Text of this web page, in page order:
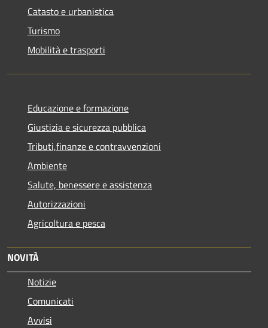
Catasto e urbanistica
Turismo
Mobilità e trasporti
Educazione e formazione
Giustizia e sicurezza pubblica
Tributi,finanze e contravvenzioni
Ambiente
Salute, benessere e assistenza
Autorizzazioni
Agricoltura e pesca
NOVITÀ
Notizie
Comunicati
Avvisi